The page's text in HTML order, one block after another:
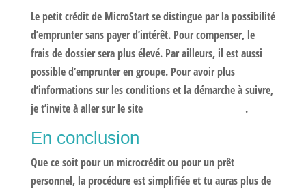
Le petit crédit de MicroStart se distingue par la possibilité
d’emprunter sans payer d’intérêt. Pour compenser, le
frais de dossier sera plus élevé. Par ailleurs, il est aussi
possible d’emprunter en groupe. Pour avoir plus
d’informations sur les conditions et la démarche à suivre,
je t’invite à aller sur le site
.
En conclusion
Que ce soit pour un microcrédit ou pour un prêt
personnel, la procédure est simplifiée et tu auras plus de